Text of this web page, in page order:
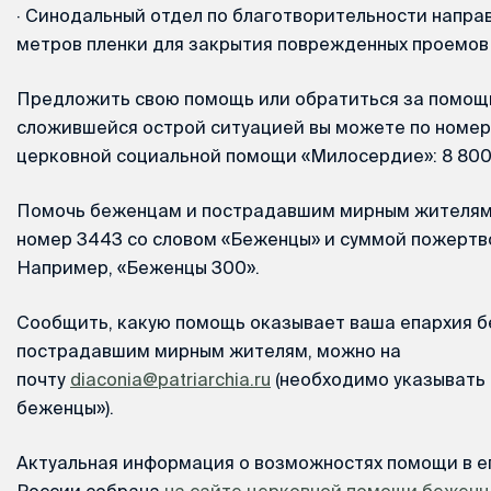
· Синодальный отдел по благотворительности
метров пленки для закрытия поврежденных
Предложить свою помощь или обратиться за
сложившейся острой ситуацией вы можете по
церковной социальной помощи «Милосердие»: 8
Помочь беженцам и пострадавшим мирным
номер 3443 со словом «Беженцы» и суммой
Например, «Беженцы 300».
Сообщить, какую помощь оказывает ваша епархия
пострадавшим мирным жителям, можно на
почту diaconia@patriarchia.ru (необходимо
беженцы»).
Актуальная информация о возможностях помощи в